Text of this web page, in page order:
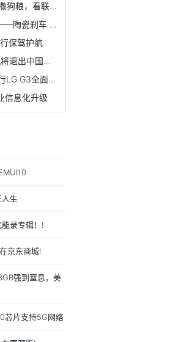
手机营销势能塑造
新科技保驾护航
保驾护航
出中国市场
G3全面评测
信息化升级
生
录专辑！!
京东商城!
强到窒息，美
芯片支持5G网络